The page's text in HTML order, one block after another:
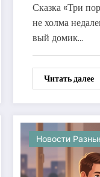
расписаны
Сказка «Три
не холма
вый домик…
Читать далее
Новости